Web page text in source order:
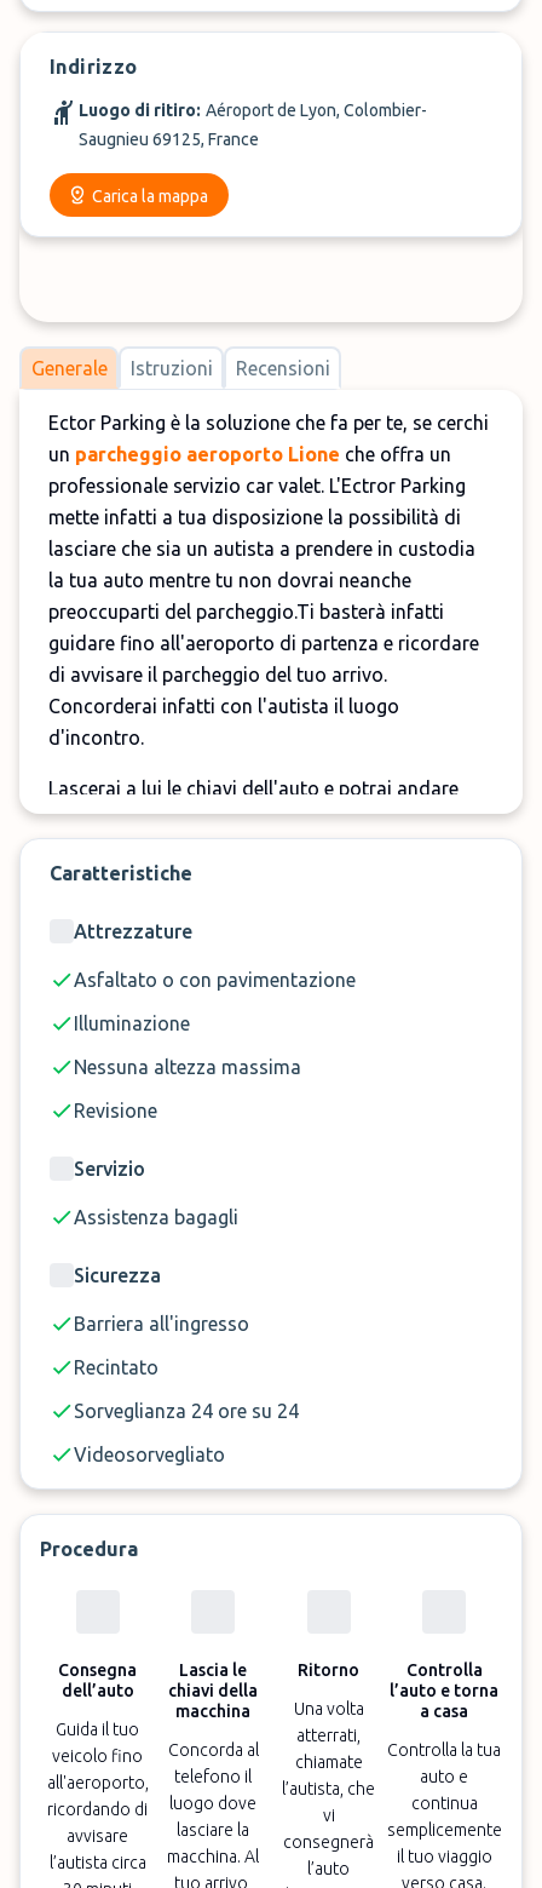
Indirizzo
Luogo di ritiro: Aéroport de Lyon, Colombier-
Saugnieu 69125, France
Carica la mappa
Generale Istruzioni Recensioni
Ector Parking è la soluzione che fa per te, se cerchi
un parcheggio aeroporto Lione che offra un
professionale servizio car valet. L'Ectror Parking
mette infatti a tua disposizione la possibilità di
lasciare che sia un autista a prendere in custodia
la tua auto mentre tu non dovrai neanche
preoccuparti del parcheggio.Ti basterà infatti
guidare fino all'aeroporto di partenza e ricordare
di avvisare il parcheggio del tuo arrivo.
Concorderai infatti con l'autista il luogo
d'incontro.
Lascerai a lui le chiavi dell'auto e potrai andare
direttamente al terminal. Lo stesso succederà al
Parking l'orario del tuo arrivo e troverai l'autista
basterò dunque salire in macchina e tornare
comodamente a casa senza passare dal
parcheggio.
Caratteristiche
Attrezzature
Asfaltato o con pavimentazione
Illuminazione
Nessuna altezza massima
Revisione
Servizio
Assistenza bagagli
Sicurezza
Barriera all'ingresso
Recintato
Sorveglianza 24 ore su 24
Videosorvegliato
Procedura
Consegna
dell’auto
Guida il tuo
veicolo fino
all'aeroporto,
ricordando di
avvisare
l’autista circa
Lascia le
chiavi della
macchina
Concorda al
telefono il
luogo dove
lasciare la
macchina. Al
tuo arrivo,
Ritorno
Una volta
atterrati,
chiamate
l’autista, che
vi
consegnerà
l’auto
Controlla
l’auto e torna
a casa
Controlla la tua
auto e
continua
semplicemente
il tuo viaggio
verso casa.